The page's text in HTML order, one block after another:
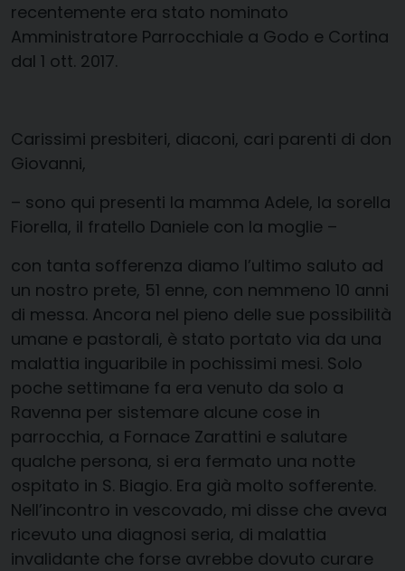
recentemente era stato nominato
Amministratore Parrocchiale a Godo e Cortina
dal 1 ott. 2017.
Carissimi presbiteri, diaconi, cari parenti di don
Giovanni,
– sono qui presenti la mamma Adele, la sorella
Fiorella, il fratello Daniele con la moglie –
con tanta sofferenza diamo l’ultimo saluto ad
un nostro prete, 51 enne, con nemmeno 10 anni
di messa. Ancora nel pieno delle sue possibilità
umane e pastorali, è stato portato via da una
malattia inguaribile in pochissimi mesi. Solo
poche settimane fa era venuto da solo a
Ravenna per sistemare alcune cose in
parrocchia, a Fornace Zarattini e salutare
qualche persona, si era fermato una notte
ospitato in S. Biagio. Era già molto sofferente.
Nell’incontro in vescovado, mi disse che aveva
ricevuto una diagnosi seria, di malattia
invalidante che forse avrebbe dovuto curare